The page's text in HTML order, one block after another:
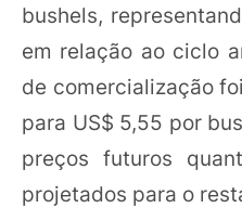
bushels,
em relação ao ciclo
de comercialização
para US$ 5,55 por
preços futuros
projetados para o